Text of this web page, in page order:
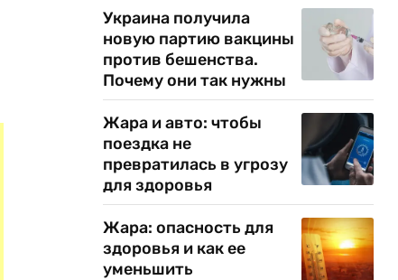
Украина получила
новую партию вакцины
против бешенства.
Почему они так нужны
Жара и авто: чтобы
поездка не
превратилась в угрозу
для здоровья
Жара: опасность для
здоровья и как ее
уменьшить